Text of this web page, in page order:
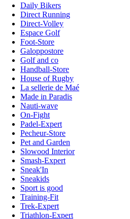
Daily Bikers
Direct Running
Direct-Volley
Espace Golf
Foot-Store
Galoppostore
Golf and co
Handball-Store
House of Rugby
La sellerie de Maé
Made in Paradis
Nauti-wave
On-Fight
Padel-Expert
Pecheur-Store
Pet and Garden
Slowood Interior
Smash-Expert
Sneak'In
Sneakids
Sport is good
Training-Fit
Trek-Expert
Triathlon-Expert